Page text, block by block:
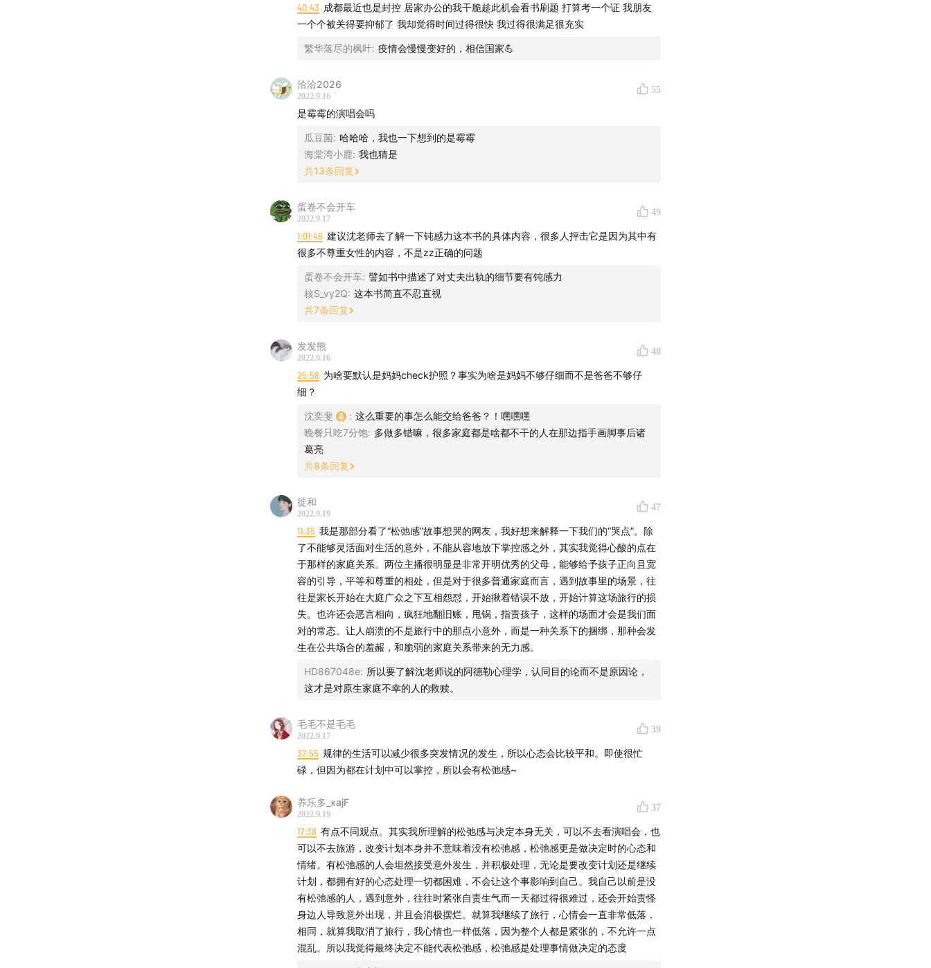
40:43 成都最近也是封控 居家办公的我干脆趁此机会看书刷题 打算考一个证 我朋友
一个个被关得要抑郁了 我却觉得时间过得很快 我过得很满足很充实
繁华落尽的枫叶: 疫情会慢慢变好的，相信国家💪
洽洽2026
2022.9.16
55
是霉霉的演唱会吗
瓜豆菌: 哈哈哈，我也一下想到的是霉霉
海棠湾小鹿: 我也猜是
共13条回复
蛋卷不会开车
2022.9.17
49
1:01:48 建议沈老师去了解一下钝感力这本书的具体内容，很多人抨击它是因为其中有
很多不尊重女性的内容，不是zz正确的问题
蛋卷不会开车: 譬如书中描述了对丈夫出轨的细节要有钝感力
核S_vy2Q: 这本书简直不忍直视
共7条回复
发发熊
2022.9.16
48
25:58 为啥要默认是妈妈check护照？事实为啥是妈妈不够仔细而不是爸爸不够仔
细？
沈奕斐 : 这么重要的事怎么能交给爸爸？！嘿嘿嘿
晚餐只吃7分饱: 多做多错嘛，很多家庭都是啥都不干的人在那边指手画脚事后诸
葛亮
共8条回复
徙和
2022.9.19
47
11:35 我是那部分看了“松弛感”故事想哭的网友，我好想来解释一下我们的“哭点”。除
了不能够灵活面对生活的意外，不能从容地放下掌控感之外，其实我觉得心酸的点在
于那样的家庭关系。两位主播很明显是非常开明优秀的父母，能够给予孩子正向且宽
容的引导，平等和尊重的相处，但是对于很多普通家庭而言，遇到故事里的场景，往
往是家长开始在大庭广众之下互相怨怼，开始揪着错误不放，开始计算这场旅行的损
失。也许还会恶言相向，疯狂地翻旧账，甩锅，指责孩子，这样的场面才会是我们面
对的常态。让人崩溃的不是旅行中的那点小意外，而是一种关系下的捆绑，那种会发
生在公共场合的羞赧，和脆弱的家庭关系带来的无力感。
HD867048e: 所以要了解沈老师说的阿德勒心理学，认同目的论而不是原因论，
这才是对原生家庭不幸的人的救赎。
毛毛不是毛毛
2022.9.17
39
37:55 规律的生活可以减少很多突发情况的发生，所以心态会比较平和。即使很忙
碌，但因为都在计划中可以掌控，所以会有松弛感~
养乐多_xajF
2022.9.19
37
17:38 有点不同观点。其实我所理解的松弛感与决定本身无关，可以不去看演唱会，也
可以不去旅游，改变计划本身并不意味着没有松弛感，松弛感更是做决定时的心态和
情绪。有松弛感的人会坦然接受意外发生，并积极处理，无论是要改变计划还是继续
计划，都拥有好的心态处理一切都困难，不会让这个事影响到自己。我自己以前是没
有松弛感的人，遇到意外，往往时紧张自责生气而一天都过得很难过，还会开始责怪
身边人导致意外出现，并且会消极摆烂。就算我继续了旅行，心情会一直非常低落，
相同，就算我取消了旅行，我心情也一样低落，因为整个人都是紧张的，不允许一点
混乱。所以我觉得最终决定不能代表松弛感，松弛感是处理事情做决定的态度